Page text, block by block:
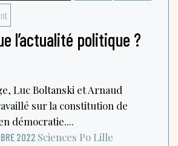
l’actualité politique ?
Luc Boltanski et Arnaud
sur la constitution de
démocratie....
2022 Sciences Po Lille